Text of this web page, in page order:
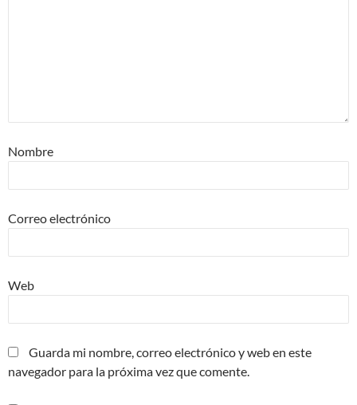
Nombre
Correo electrónico
Web
Guarda mi nombre, correo electrónico y web en este
navegador para la próxima vez que comente.